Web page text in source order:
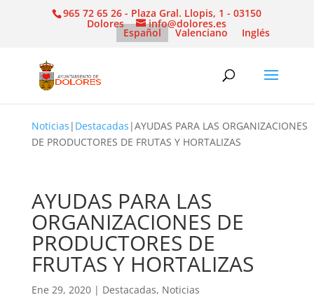
965 72 65 26 - Plaza Gral. Llopis, 1 - 03150
Dolores info@dolores.es
Español Valenciano Inglés
Noticias | Destacadas |AYUDAS PARA LAS ORGANIZACIONES
DE PRODUCTORES DE FRUTAS Y HORTALIZAS
AYUDAS PARA LAS
ORGANIZACIONES DE
PRODUCTORES DE
FRUTAS Y HORTALIZAS
Ene 29, 2020| Destacadas, Noticias